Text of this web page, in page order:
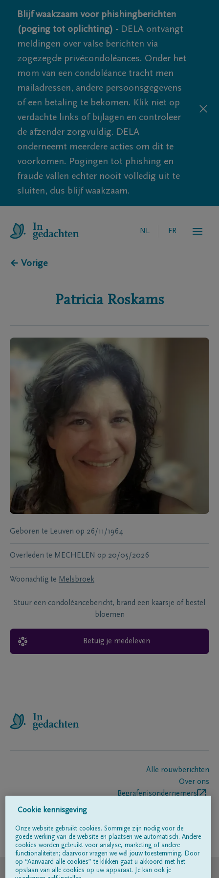
Blijf waakzaam voor phishingberichten
(poging tot oplichting) - DELA ontvangt
meldingen over valse berichten via
zogezegde privécondoléances. Onder het
mom van een condoléance tracht men
mailadressen, andere persoonsgegevens
of een betaling te bekomen. Klik niet op
verdachte links of bijlagen en controleer
de afzender zorgvuldig. DELA
onderneemt meerdere acties om dit te
voorkomen. Pogingen tot phishing en
fraude vallen echter nooit volledig uit te
sluiten, dus blijf waakzaam.
NL FR
← Vorige
Patricia Roskams
Geboren te Leuven op 26/11/1964
Overleden te MECHELEN op 20/05/2026
Woonachtig te Melsbroek
Stuur een condoléancebericht, brand een kaarsje of bestel
bloemen
Betuig je medeleven
Alle rouwberichten
Over ons
Begrafenisondernemers
Volg ons op
© DELA
Cookie kennisgeving
Onze website gebruikt cookies. Sommige zijn nodig voor de
goede werking van de website en plaatsen we automatisch. Andere
cookies worden gebruikt voor analyse, marketing of andere
functionaliteiten; daarvoor vragen we wél jouw toestemming. Door
op “Aanvaard alle cookies” te klikken gaat u akkoord met het
opslaan van alle cookies op uw apparaat. Je kan ook je